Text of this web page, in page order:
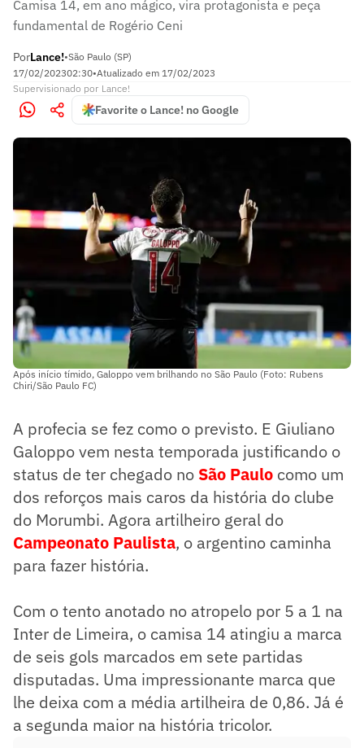
Camisa 14, em ano mágico, vira protagonista e peça
fundamental de Rogério Ceni
PorLance!•São Paulo (SP)
17/02/202302:30•Atualizado em 17/02/2023
Supervisionado por Lance!
Favorite o Lance! no Google
Após início tímido, Galoppo vem brilhando no São Paulo (Foto: Rubens
Chiri/São Paulo FC)
A profecia se fez como o previsto. E Giuliano
Galoppo vem nesta temporada justificando o
status de ter chegado no São Paulo como um
dos reforços mais caros da história do clube
do Morumbi. Agora artilheiro geral do
Campeonato Paulista, o argentino caminha
para fazer história.
Com o tento anotado no atropelo por 5 a 1 na
Inter de Limeira, o camisa 14 atingiu a marca
de seis gols marcados em sete partidas
disputadas. Uma impressionante marca que
lhe deixa com a média artilheira de 0,86. Já é
a segunda maior na história tricolor.